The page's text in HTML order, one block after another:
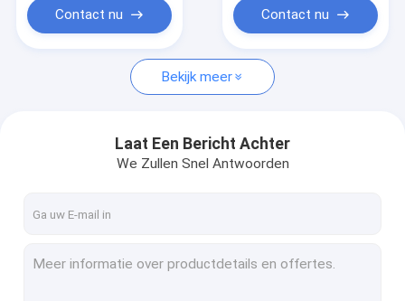
Gevallen
Vezel Optische Snelle Schakelaar
Openluchtvezel Optische Kabel
Binnenvezel Optische Kabel
Contact nu Contact nu
Bekijk meer
Laat Een Bericht Achter
We Zullen Snel Antwoorden